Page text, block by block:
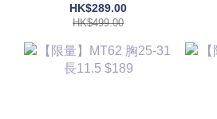
HK$289.00
HK$499.00